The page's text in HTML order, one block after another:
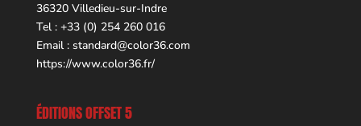
36320 Villedieu-sur-Indre
Tel : +33 (0) 254 260 016
Email : standard@color36.com
https://www.color36.fr/
ÉDITIONS OFFSET 5